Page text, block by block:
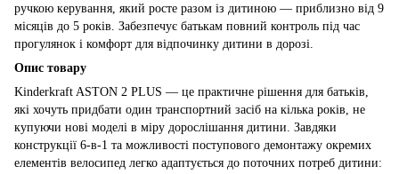
ручкою керування, який росте разом із дитиною — приблизно від 9
місяців до 5 років. Забезпечує батькам повний контроль під час
прогулянок і комфорт для відпочинку дитини в дорозі.
Опис товару
Kinderkraft ASTON 2 PLUS — це практичне рішення для батьків,
які хочуть придбати один транспортний засіб на кілька років, не
купуючи нові моделі в міру дорослішання дитини. Завдяки
конструкції 6-в-1 та можливості поступового демонтажу окремих
елементів велосипед легко адаптується до поточних потреб дитини: